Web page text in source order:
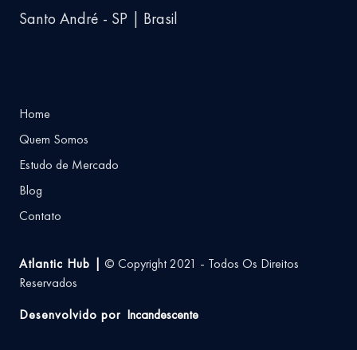
Santo André - SP | Brasil
Home
Quem Somos
Estudo de Mercado
Blog
Contato
Atlantic Hub |
© Copyright 2021 - Todos Os Direitos
Reservados
Desenvolvido por Incandescente